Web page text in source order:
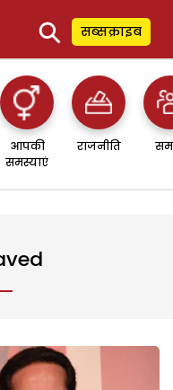
⚲ सब्सक्राइब
आपकी
समस्याएं
राजनीति